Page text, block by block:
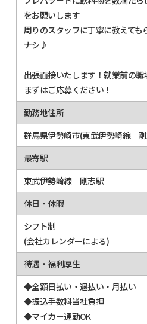
をお願いします
周りのスタッフに丁寧に教えても
ナシ♪
出張面接いたします！就業前の職
まずはご応募ください！
勤務地住所
群馬県伊勢崎市(東武伊勢崎線
最寄駅
東武伊勢崎線 剛志駅
休日・休暇
シフト制
(会社カレンダーによる)
待遇・福利厚生
◆全額日払い・週払い・月払い
◆振込手数料当社負担
◆マイカー通勤OK